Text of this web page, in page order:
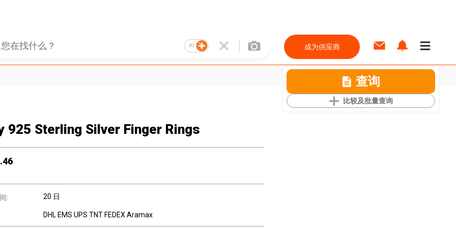
AI 成为供应商
查询
比较及批量查询
925 Sterling Silver Finger Rings
: 20 日
DHL EMS UPS TNT FEDEX Aramax